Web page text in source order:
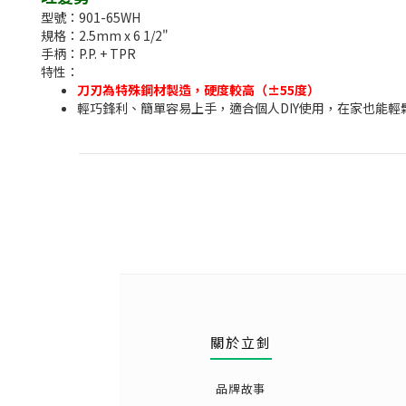
型號：901-65WH
規格：2.5mm x 6 1/2"
手柄：P.P. + TPR
特性：
刀刃為特殊鋼材製造，硬度較高（±55度）
輕巧鋒利、簡單容易上手，適合個人DIY使用，在家也能
關於立釗
品牌故事